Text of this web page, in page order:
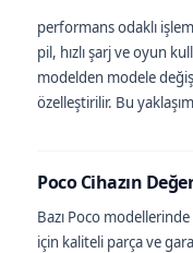
performans odaklı
pil, hızlı şarj ve oyun
modelden modele
özelleştirilir. Bu
Poco Cihazın
Bazı Poco
için kaliteli parça ve